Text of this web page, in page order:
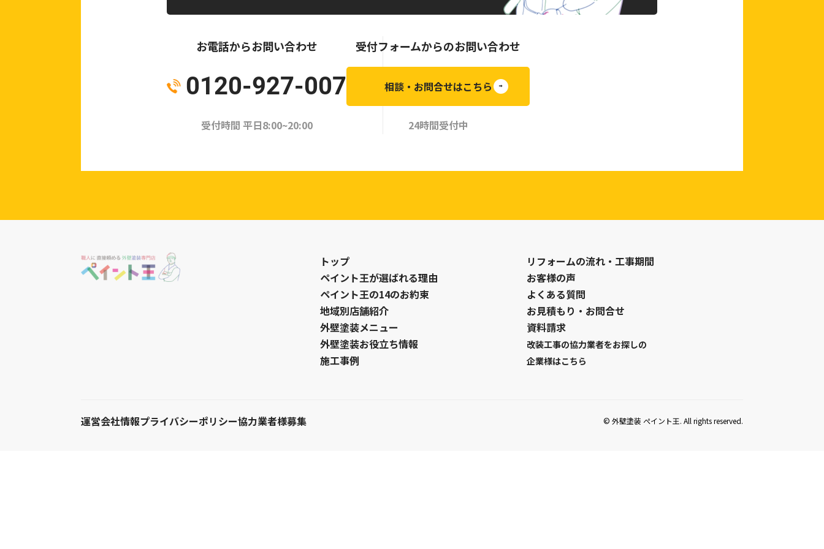
お電話からお問い合わせ
0120-927-007
受付時間 平日8:00~20:00
受付フォームからのお問い合わせ
相談・お問合せはこちら
24時間受付中
トップ
ペイント王が選ばれる理由
ペイント王の14のお約束
地域別店舗紹介
外壁塗装メニュー
外壁塗装お役立ち情報
施工事例
リフォームの流れ・工事期間
お客様の声
よくある質問
お見積もり・お問合せ
資料請求
改装工事の協力業者をお探しの
企業様はこちら
運営会社情報プライバシーポリシー協力業者様募集 © 外壁塗装 ぺイント王. All rights reserved.